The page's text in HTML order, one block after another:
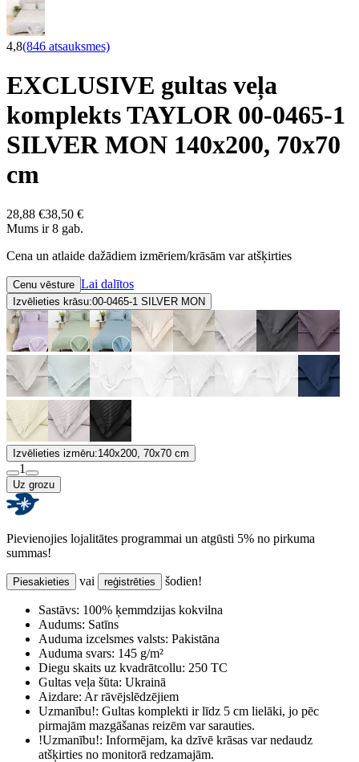
4,8(846 atsauksmes)
EXCLUSIVE gultas veļa
komplekts TAYLOR 00-0465-1
SILVER MON 140x200, 70x70
cm
28,88 €38,50 €
Mums ir 8 gab.
Cena un atlaide dažādiem izmēriem/krāsām var atšķirties
Cenu vēsture Lai dalītos
Izvēlieties krāsu:00-0465-1 SILVER MON
Izvēlieties izmēru:140x200, 70x70 cm
1
Uz grozu
Pievienojies lojalitātes programmai un atgūsti 5% no pirkuma
summas!
Piesakieties vai reģistrēties šodien!
Sastāvs: 100% ķemmdzijas kokvilna
Audums: Satīns
Auduma izcelsmes valsts: Pakistāna
Auduma svars: 145 g/m²
Diegu skaits uz kvadrātcollu: 250 TC
Gultas veļa šūta: Ukrainā
Aizdare: Ar rāvējslēdzējiem
Uzmanību!: Gultas komplekti ir līdz 5 cm lielāki, jo pēc
pirmajām mazgāšanas reizēm var sarauties.
!Uzmanību!: Informējam, ka dzīvē krāsas var nedaudz
atšķirties no monitorā redzamajām.